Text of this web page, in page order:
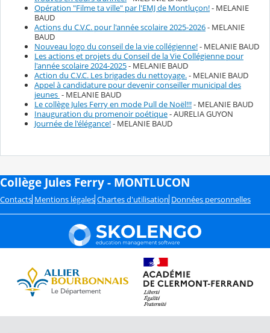
Opération "Filme ta ville" par l'EMJ de Montluçon!- MELANIE
BAUD
Actions du C.V.C. pour l'année scolaire 2025-2026- MELANIE
BAUD
Nouveau logo du conseil de la vie collégienne!- MELANIE BAUD
Les actions et projets du Conseil de la Vie Collégienne pour
l'année scolaire 2024-2025- MELANIE BAUD
Action du C.V.C. Les brigades du nettoyage.- MELANIE BAUD
Appel à candidature pour devenir conseiller municipal des
jeunes - MELANIE BAUD
Le collège Jules Ferry en mode Pull de Noël!!!- MELANIE BAUD
Inauguration du promenoir poétique- AURELIA GUYON
Journée de l'élégance!- MELANIE BAUD
Collège Jules Ferry - MONTLUCON
Contacts Mentions légales Chartes d'utilisation Données personnelles